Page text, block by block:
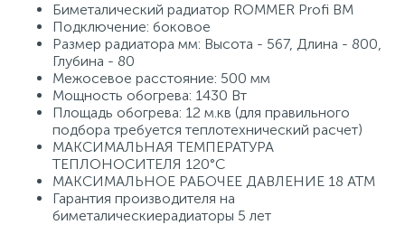
Бытовые насосы
Насосы для бассейнов
Центробежные in-line насосы
Контрольно-измерительные приборы
49
Теплоизоляция
Крепеж и аксессуары
Мультипатронные фильтры
Гидроаккумуляторы (гидробаки) для систем
водоснабжения
Комплектующие для систем водоподготовки
Биметалический радиатор ROMMER Profi BM
Подключение: боковое
Размер радиатора мм: Высота - 567, Длина - 800,
Глубина - 80
Межосевое расстояние: 500 мм
Мощность обогрева: 1430 Вт
Площадь обогрева: 12 м.кв (для правильного
подбора требуется теплотехнический расчет)
МАКСИМАЛЬНАЯ ТЕМПЕРАТУРА
ТЕПЛОНОСИТЕЛЯ 120°С
МАКСИМАЛЬНОЕ РАБОЧЕЕ ДАВЛЕНИЕ 18 АТМ
Гарантия производителя на
биметалическиерадиаторы 5 лет